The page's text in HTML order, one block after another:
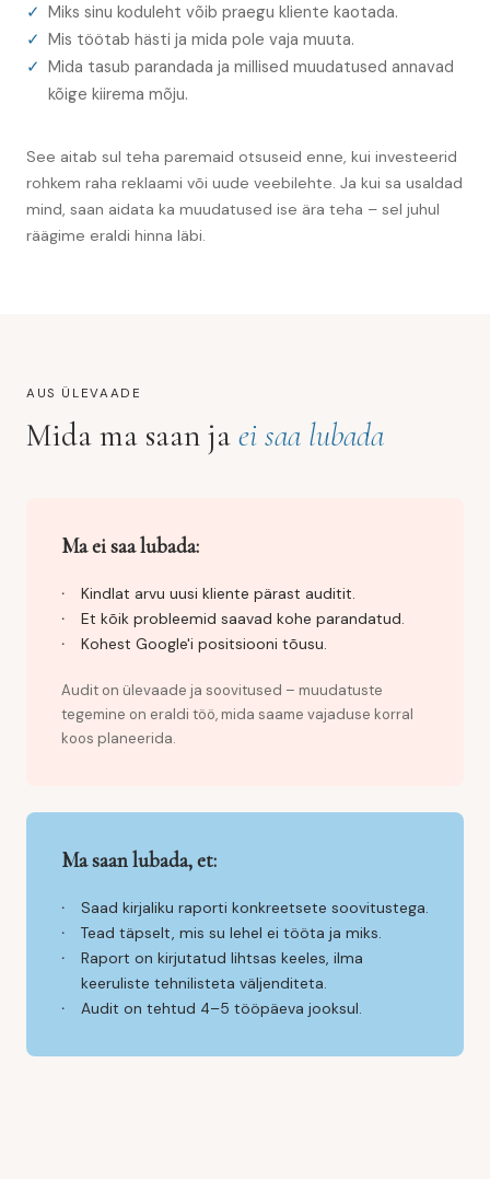
Miks sinu koduleht võib praegu kliente kaotada.
Mis töötab hästi ja mida pole vaja muuta.
Mida tasub parandada ja millised muudatused annavad
kõige kiirema mõju.
See aitab sul teha paremaid otsuseid enne, kui investeerid
rohkem raha reklaami või uude veebilehte. Ja kui sa usaldad
mind, saan aidata ka muudatused ise ära teha – sel juhul
räägime eraldi hinna läbi.
AUS ÜLEVAADE
Mida ma saan ja ei saa lubada
Ma ei saa lubada:
Kindlat arvu uusi kliente pärast auditit.
Et kõik probleemid saavad kohe parandatud.
Kohest Google'i positsiooni tõusu.
Audit on ülevaade ja soovitused – muudatuste
tegemine on eraldi töö, mida saame vajaduse korral
koos planeerida.
Ma saan lubada, et:
Saad kirjaliku raporti konkreetsete soovitustega.
Tead täpselt, mis su lehel ei tööta ja miks.
Raport on kirjutatud lihtsas keeles, ilma
keeruliste tehnilisteta väljenditeta.
Audit on tehtud 4–5 tööpäeva jooksul.